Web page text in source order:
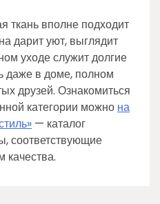
ткань вполне подходит
дарит уют, выглядит
уходе служит долгие
даже в доме, полном
друзей. Ознакомиться
категории можно на
— каталог
соответствующие
качества.